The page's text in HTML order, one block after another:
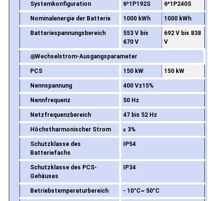
Systemkonfiguration 6*1P192S 6*1P240S
Nominalenergie der Batterie 1000 kWh 1000 kWh
Batteriespannungsbereich
553 V bis
670 V
692 V bis 838
V
◎Wechselstrom-Ausgangsparameter
PCS 150 kW 150 kW
Nennspannung 400 V±15%
Nennfrequenz 50 Hz
Netzfrequenzbereich 47 bis 52 Hz
Höchstharmonischer Strom ≤ 3%
Schutzklasse des
Batteriefachs
IP54
Schutzklasse des PCS-
Gehäuses
IP34
Betriebstemperaturbereich - 10°C~ 50°C